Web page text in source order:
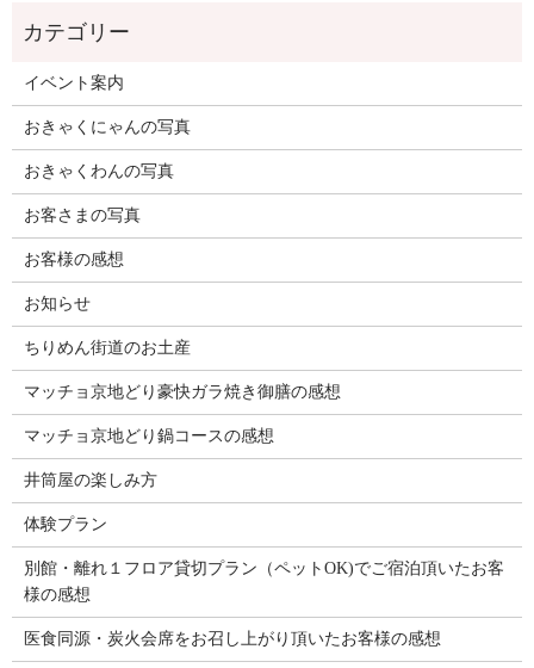
イベント案内
おきゃくにゃんの写真
おきゃくわんの写真
お客さまの写真
お客様の感想
お知らせ
ちりめん街道のお土産
マッチョ京地どり豪快ガラ焼き御膳の感想
マッチョ京地どり鍋コースの感想
井筒屋の楽しみ方
体験プラン
別館・離れ１フロア貸切プラン（ペットOK)でご宿泊頂いたお客
様の感想
医食同源・炭火会席をお召し上がり頂いたお客様の感想